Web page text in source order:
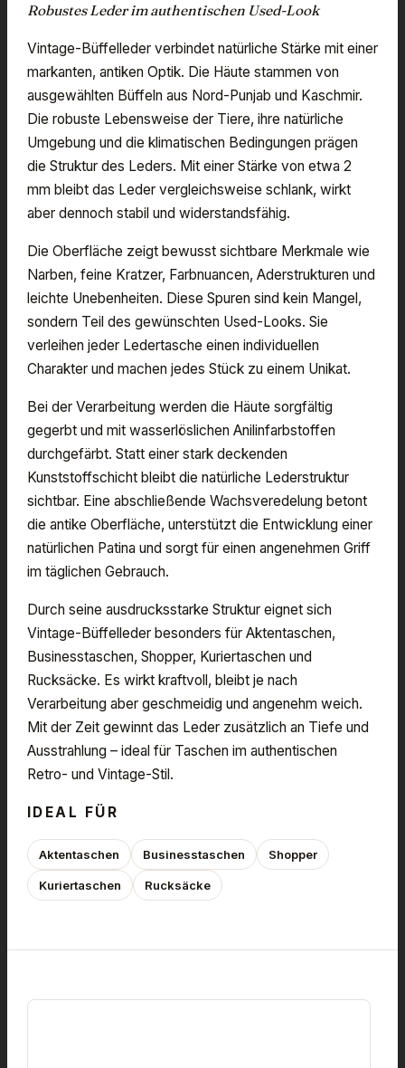
Robustes Leder im authentischen Used-Look
Vintage-Büffelleder verbindet natürliche Stärke mit einer
markanten, antiken Optik. Die Häute stammen von
ausgewählten Büffeln aus Nord-Punjab und Kaschmir.
Die robuste Lebensweise der Tiere, ihre natürliche
Umgebung und die klimatischen Bedingungen prägen
die Struktur des Leders. Mit einer Stärke von etwa 2
mm bleibt das Leder vergleichsweise schlank, wirkt
aber dennoch stabil und widerstandsfähig.
Die Oberfläche zeigt bewusst sichtbare Merkmale wie
Narben, feine Kratzer, Farbnuancen, Aderstrukturen und
leichte Unebenheiten. Diese Spuren sind kein Mangel,
sondern Teil des gewünschten Used-Looks. Sie
verleihen jeder Ledertasche einen individuellen
Charakter und machen jedes Stück zu einem Unikat.
Bei der Verarbeitung werden die Häute sorgfältig
gegerbt und mit wasserlöslichen Anilinfarbstoffen
durchgefärbt. Statt einer stark deckenden
Kunststoffschicht bleibt die natürliche Lederstruktur
sichtbar. Eine abschließende Wachsveredelung betont
die antike Oberfläche, unterstützt die Entwicklung einer
natürlichen Patina und sorgt für einen angenehmen Griff
im täglichen Gebrauch.
Durch seine ausdrucksstarke Struktur eignet sich
Vintage-Büffelleder besonders für Aktentaschen,
Businesstaschen, Shopper, Kuriertaschen und
Rucksäcke. Es wirkt kraftvoll, bleibt je nach
Verarbeitung aber geschmeidig und angenehm weich.
Mit der Zeit gewinnt das Leder zusätzlich an Tiefe und
Ausstrahlung – ideal für Taschen im authentischen
Retro- und Vintage-Stil.
IDEAL FÜR
Aktentaschen Businesstaschen Shopper
Kuriertaschen Rucksäcke